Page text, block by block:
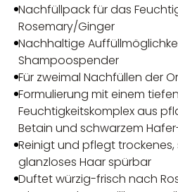
Nachfüllpack für das
Rosemary/Ginger
Nachhaltige
Shampoospender
Für zweimal Nachfüllen der
Formulierung mit einem
Feuchtigkeitskomplex aus
Betain und schwarzem
Reinigt und pflegt
glanzloses Haar spürbar
Duftet würzig-frisch nach